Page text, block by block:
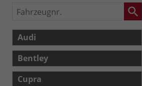
Fahrzeugnr.
Audi
Bentley
Cupra